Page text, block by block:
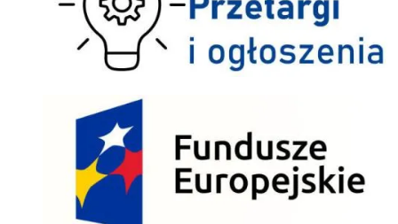
Fundusze Europejskie